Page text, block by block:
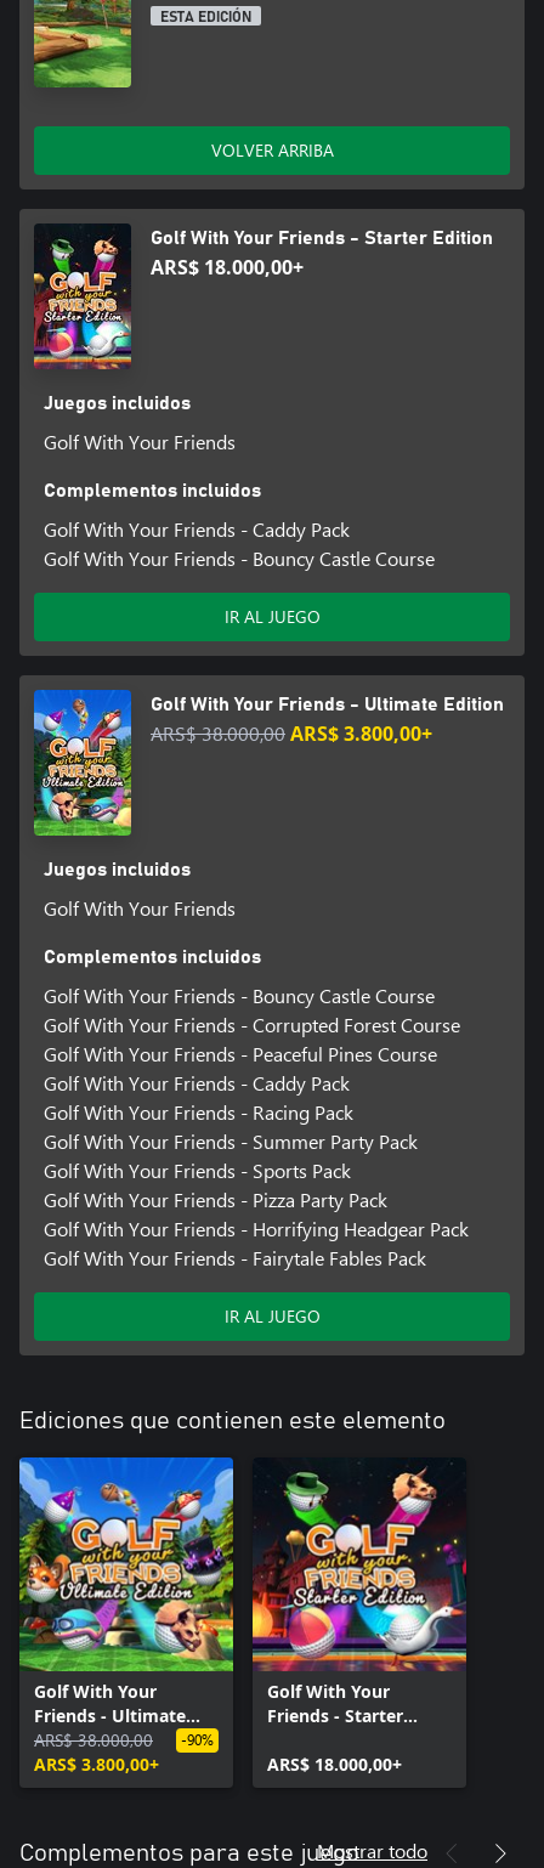
ESTA EDICIÓN
VOLVER ARRIBA
Golf With Your Friends - Starter Edition
ARS$ 18.000,00+
Juegos incluidos
Golf With Your Friends
Complementos incluidos
Golf With Your Friends - Caddy Pack
Golf With Your Friends - Bouncy Castle Course
IR AL JUEGO
Golf With Your Friends - Ultimate Edition
ARS$ 38.000,00ARS$ 3.800,00+
Juegos incluidos
Golf With Your Friends
Complementos incluidos
Golf With Your Friends - Bouncy Castle Course
Golf With Your Friends - Corrupted Forest Course
Golf With Your Friends - Peaceful Pines Course
Golf With Your Friends - Caddy Pack
Golf With Your Friends - Racing Pack
Golf With Your Friends - Summer Party Pack
Golf With Your Friends - Sports Pack
Golf With Your Friends - Pizza Party Pack
Golf With Your Friends - Horrifying Headgear Pack
Golf With Your Friends - Fairytale Fables Pack
IR AL JUEGO
Ediciones que contienen este elemento
Golf With Your
Friends - Ultimate
Edition
ARS$ 38.000,00
ARS$ 3.800,00+
-90%
Golf With Your
Friends - Starter
ARS$ 18.000,00+
Complementos para este juegoMostrar todo